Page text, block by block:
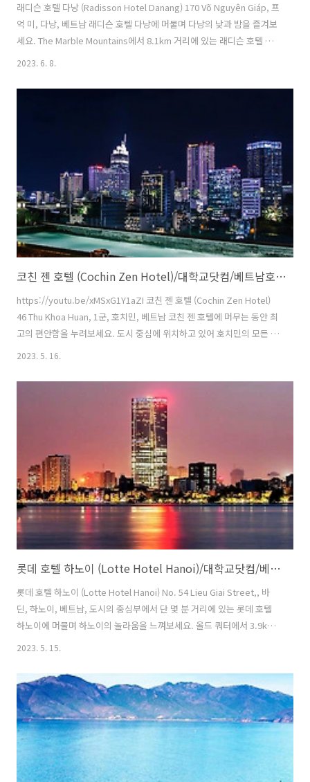
래디슨 호텔 다낭 (Radisson Hotel Danang) 170 Võ Nguyên Giáp, 프
억 미, 다낭, 베트남 래디슨 호텔 다낭에 머물며 다낭의 낮과 밤을 즐겨보
세요. The Marble Mountains에서 8.1km 거리에 있는 래디슨 호텔 다
낭에 머물며 여행을 넘어 다낭의 매력에 깊게 빠져보세요. 래디슨 호텔
능한 무료 Wi-Fi를 통해 쉽게 연락을 지속하세요. 공항을 오가는 교통편
오시는 투숙객의 경우 호텔에서 무료 주차를 이용하실 수 있습니다. 본
호텔에서 머무르며 익스프레스 ..
2023. 6. 8.
코친 젠 호텔 (Cochin Zen Hotel)/대학교닷컴/베트남호텔/호치민
https://youtu.be/xMSxG1Y1aZI 코친 젠 호텔 (Cochin Zen Hotel)
46 Thu Khoa Huan, 1군, 호치민, 베트남 코친 젠 호텔에 머무는 동안 최
고의 편안함을 누려보세요. 도시 중심에 위치하고 있어 호치민의 모든 매
인터넷으로 머무시는 동안 편리함을 배가시켜 보세요. 도착 및 출발을 미
리 준비하실 수 있도록 공항 이동 교통편 서비스는 체크인 전에 예약 가
능합니다. 이용 가능한 택시 서비스를 통해 호치민 만끽하기를 시도해 보
세요. 여행 가방 보관, 컨시어지 서비스 및 안전 금고 등 프런트 데스크 서
비스를 이용해 여행 세부 일정과..
2023. 5. 16.
롯데 호텔 하노이 (Lotte Hotel Hanoi)/대학교닷컴/베트남호텔/하노이
롯데 호텔 하노이 (Lotte Hotel Hanoi) No. 54 Lieu Giai Street,, 바
딘, 하노이, 베트남, 도시의 중심부에서 단 몇 분 거리에 있는 롯데 호텔
하노이에 머물며 하노이의 놀라움을 느껴보세요. 올드 쿼터에서 3.9km
거리에 있는 롯데 호텔 하노이에 머물며 여행을 넘어 하노이의 매력에 깊
세요. 머무시는 동안 이용 가능한 무료 Wi-Fi를 통해 쉽게 연락을 지속하
세요. 롯데 호텔 하노이에서 제공하는 택시 서비스를 통해 하노이 주변
당일 여행, 관광 등을 쉽고 간편하게 계획하세요. 차를 운전해서 오시는
투숙객의 경우 호텔에서 무료 주차를 이용하실 수 있습니다. 본 호텔에서
머무르며 익스프레스 체크인/체크아웃..
2023. 5. 15.